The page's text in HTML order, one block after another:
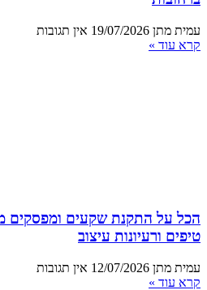
עמית מתן 19/07/2026 אין תגובות
קרא עוד »
הכל על התקנת שקעים ומפסקים
טיפים ורעיונות עיצוב
עמית מתן 12/07/2026 אין תגובות
קרא עוד »